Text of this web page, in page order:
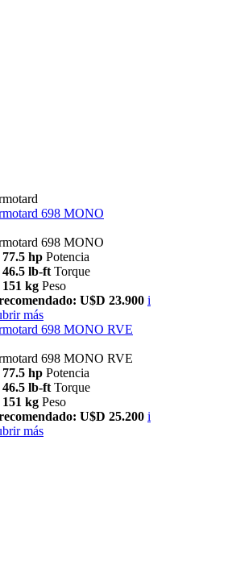
698 MONO
698 MONO
77.5 hp Potencia
46.5 lb-ft Torque
151 kg Peso
U$D 23.900 i
más
698 MONO RVE
698 MONO RVE
77.5 hp Potencia
46.5 lb-ft Torque
151 kg Peso
U$D 25.200 i
más